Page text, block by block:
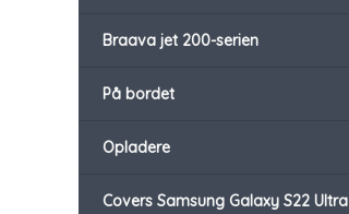
Braava jet 200-serien
På bordet
Opladere
Covers Samsung Galaxy S22 Ultra